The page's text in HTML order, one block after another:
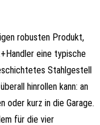
robusten Produkt,
eine typische
Stahlgestell
hinrollen kann: an
oder kurz in die Garage.
für die vier